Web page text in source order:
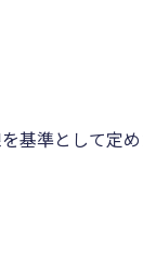
基準として定め